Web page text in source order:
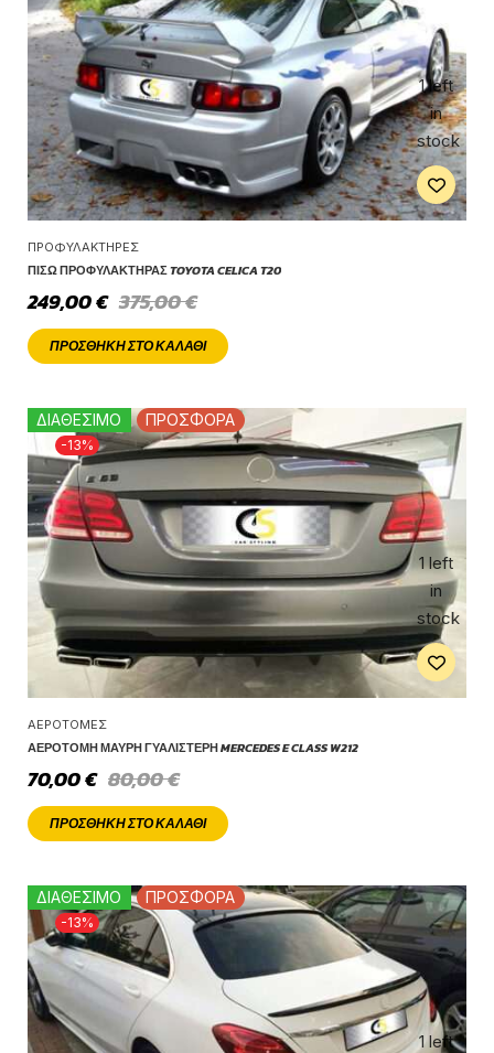
1 left
in
stock
ΠΡΟΦΥΛΑΚΤΉΡΕΣ
ΠΊΣΩ ΠΡΟΦΥΛΑΚΤΉΡΑΣ TOYOTA CELICA T20
375,00€
249,00€
ΠΡΟΣΘΉΚΗ ΣΤΟ ΚΑΛΆΘΙ
-13%
ΔΙΑΘΕΣΙΜΟ ΠΡΟΣΦΟΡΑ
1 left
in
stock
ΑΕΡΟΤΟΜΈΣ
ΑΕΡΟΤΟΜΉ ΜΑΎΡΗ ΓΥΑΛΙΣΤΕΡΉ MERCEDES E CLASS W212
80,00€
70,00€
ΠΡΟΣΘΉΚΗ ΣΤΟ ΚΑΛΆΘΙ
-13%
ΔΙΑΘΕΣΙΜΟ ΠΡΟΣΦΟΡΑ
1 left